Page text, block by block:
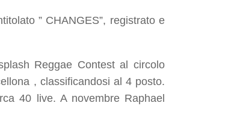
” CHANGES”, registrato e
Reggae Contest al circolo
, classificandosi al 4 posto.
40 live. A novembre Raphael